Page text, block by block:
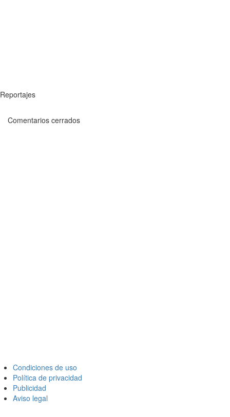
Reportajes
Comentarios cerrados
Condiciones de uso
Política de privacidad
Publicidad
Aviso legal